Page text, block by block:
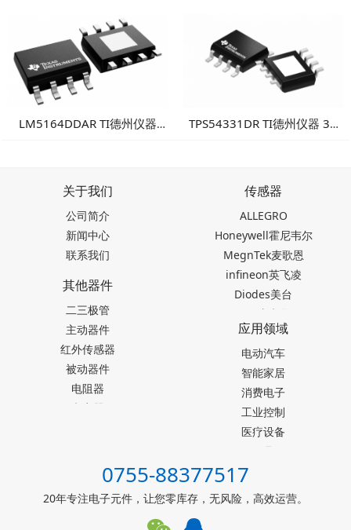
合运动检测方案
LM5164DDAR TI德州仪器
TPS54331DR TI德州仪器 3A
关于我们
公司简介
新闻中心
联系我们
传感器
ALLEGRO
Honeywell霍尼韦尔
MegnTek麦歌恩
infineon英飞凌
Diodes美台
TDK东电化
SEIKO精工
Akm旭化成
Melexis迈来芯
NICERA尼塞拉
TI德州仪器
台产松术songhall
ST意法半导体
罗姆ROHM
其他器件
二三极管
主动器件
红外传感器
被动器件
电阻器
电容器
应用领域
电动汽车
智能家居
消费电子
工业控制
医疗设备
仪器仪表
能源设施
0755-88377517
20年专注电子元件，让您零库存，无风险，高效运营。